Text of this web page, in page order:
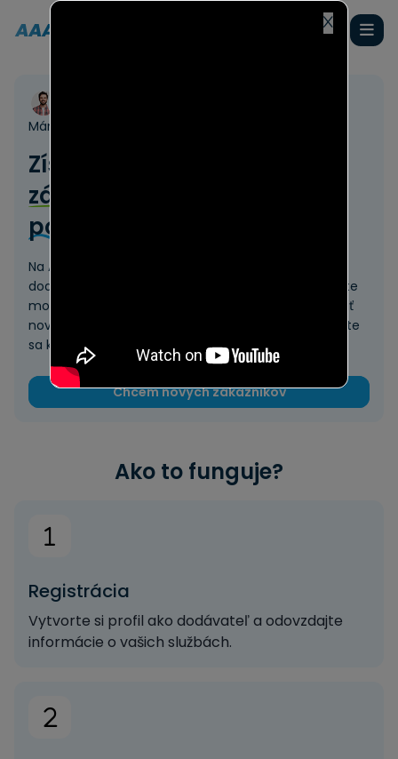
Máme pre Vás
Získajte prístup k novým
zákazkám
podnikanie
Na AAAdopyt.sk spájame dopytujúcich s overenými
dodávateľmi. Registráciou do nášho systému získate
možnosť reagovať na dopyty v reálnom čase, osloviť
nových zákazníkov a rozšíriť svoje podnikanie. Pridajte
sa k nám a získajte prístup k širokej škále príležitostí.
Chcem nových zákazníkov
Ako to funguje?
Registrácia
Vytvorte si profil ako dodávateľ a odovzdajte
informácie o vašich službách.